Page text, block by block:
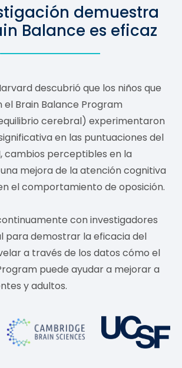
demuestra
Balance es eficaz
descubrió que los niños que
Brain Balance Program
cerebral) experimentaron
en las puntuaciones del
cambios perceptibles en la
mejora de la atención cognitiva
el comportamiento de oposición.
con investigadores
para demostrar la eficacia del
a través de los datos cómo el
puede ayudar a mejorar a
y adultos.